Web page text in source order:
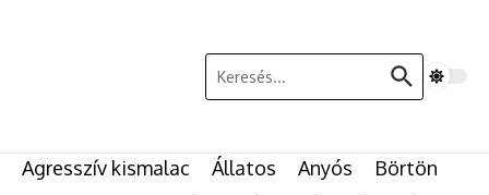
Keresés:
Agresszív kismalac Állatos Anyós
Börtön